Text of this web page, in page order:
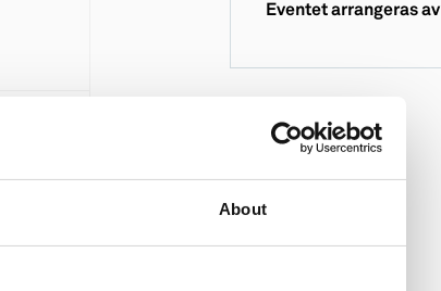
About
Eventet arrangeras av